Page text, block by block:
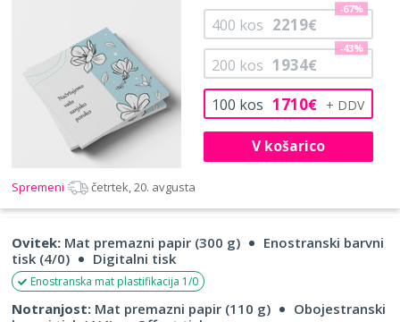
100 kos 1710€
200 kos 1934€
-43%
400 kos 2219€
-67%
V košarico
Spremeni četrtek, 20. avgusta
Ovitek: Mat premazni papir (300 g)
Enostranski barvni
tisk (4/0)
Digitalni tisk
Enostranska mat plastifikacija 1/0
Notranjost: Mat premazni papir (110 g)
Obojestranski